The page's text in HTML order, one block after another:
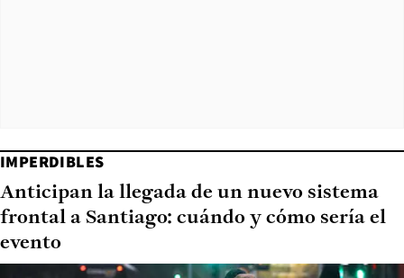
IMPERDIBLES
Anticipan la llegada de un nuevo sistema
frontal a Santiago: cuándo y cómo sería el
evento